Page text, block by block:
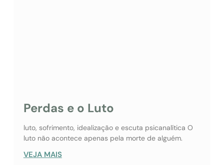
Perdas e o Luto
luto, sofrimento, idealização e escuta psicanalítica O
luto não acontece apenas pela morte de alguém.
VEJA MAIS